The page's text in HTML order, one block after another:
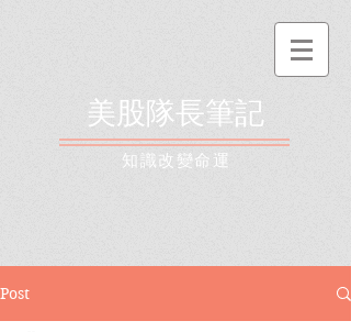
美股隊長筆記
​知識改變命運
Post